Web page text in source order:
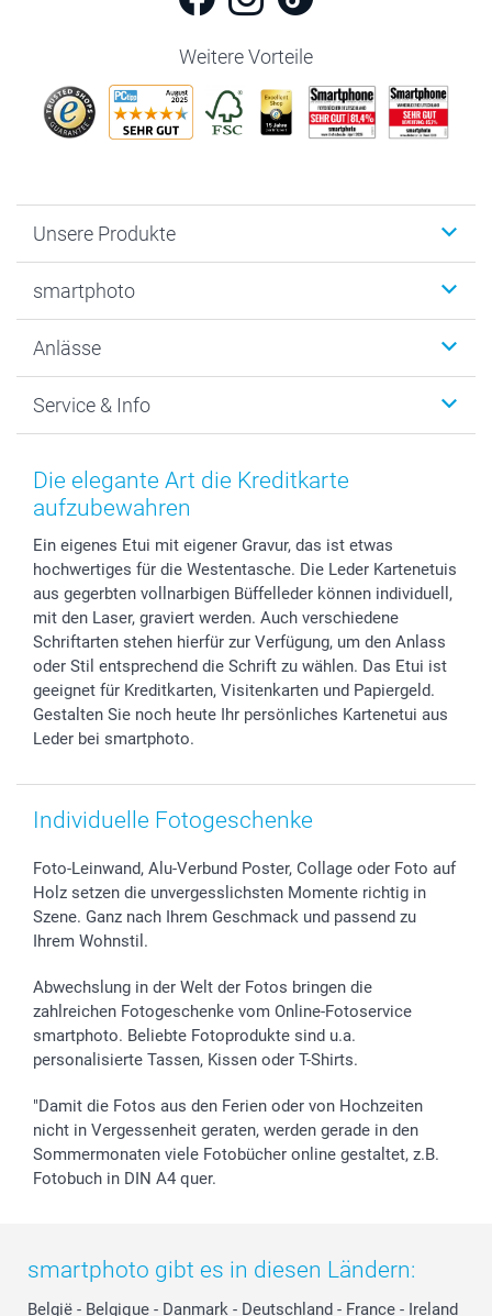
Weitere Vorteile
Unsere Produkte
Fotogeschenke
MyNameBook
Fotoabzüge, Fotos als Buch & Poster
Zubehör & Material
Foto-Kalender & Agenden
Geschenk-Gutscheine (PDF)
smartphoto
Warum smartphoto
Datenschutz
AGB
Impressum
Partnerprogramme
Investor Relations
B2B smartbusiness
Widerrufsrecht
Anlässe
Neujahr
Muttertag
Vatertag
Hochzeit
Geburtstag
Geburt
Zu allen Anlässen
Service & Info
Anmelden /Registrieren
Preise und Versandkosten
72h Lieferung
Zahlungsmöglichkeiten
Sitemap
Status der Bestellung
smartfriends
smartgarantie
Die elegante Art die Kreditkarte
aufzubewahren
Ein eigenes Etui mit eigener Gravur, das ist etwas
hochwertiges für die Westentasche. Die Leder Kartenetuis
aus gegerbten vollnarbigen Büffelleder können individuell,
mit den Laser, graviert werden. Auch verschiedene
Schriftarten stehen hierfür zur Verfügung, um den Anlass
oder Stil entsprechend die Schrift zu wählen. Das Etui ist
geeignet für Kreditkarten, Visitenkarten und Papiergeld.
Gestalten Sie noch heute Ihr persönliches Kartenetui aus
Leder bei smartphoto.
Individuelle Fotogeschenke
Foto-Leinwand, Alu-Verbund Poster, Collage oder Foto auf
Holz setzen die unvergesslichsten Momente richtig in
Szene. Ganz nach Ihrem Geschmack und passend zu
Ihrem Wohnstil.
Abwechslung in der Welt der Fotos bringen die
zahlreichen Fotogeschenke vom Online-Fotoservice
smartphoto. Beliebte Fotoprodukte sind u.a.
personalisierte Tassen, Kissen oder T-Shirts.
"Damit die Fotos aus den Ferien oder von Hochzeiten
nicht in Vergessenheit geraten, werden gerade in den
Sommermonaten viele Fotobücher online gestaltet, z.B.
Fotobuch in DIN A4 quer.
smartphoto gibt es in diesen Ländern:
België - Belgique - Danmark - Deutschland - France - Ireland